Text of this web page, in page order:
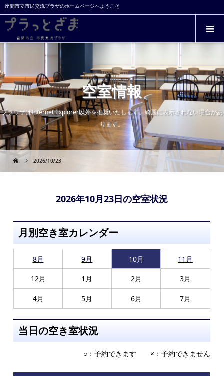
座間市立市民交流プラザのホームページへようこそ
空室情報
ブラウザはInternet Explorer以外を推奨いたします。綺麗に表示されない場合があ
ります。
2026/10/23
2026年10月23日の空室状況
月別空き室カレンダー
8月 9月 10月 11月
12月 1月 2月 3月
4月 5月 6月 7月
当日の空き室状況
○：予約できます ×：予約できません